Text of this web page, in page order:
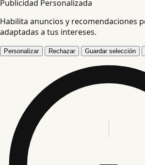
Publicidad Personalizada
Habilita anuncios y recomendaciones
adaptadas a tus intereses.
Personalizar Rechazar Guardar selección